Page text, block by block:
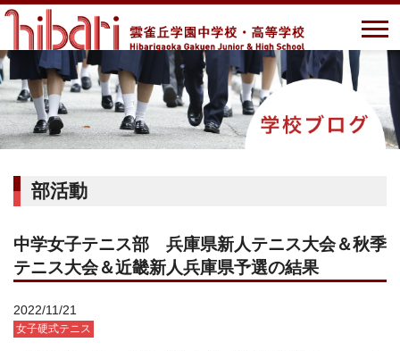
部活動
中学女子テニス部 兵庫県新人テニス大会＆秋季
テニス大会＆近畿新人兵庫県予選の結果
2022/11/21
女子硬式テニス